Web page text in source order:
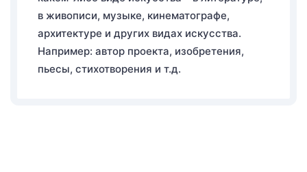
в живописи, музыке, кинематографе,
архитектуре и других видах искусства.
Например: автор проекта, изобретения,
пьесы, стихотворения и т.д.